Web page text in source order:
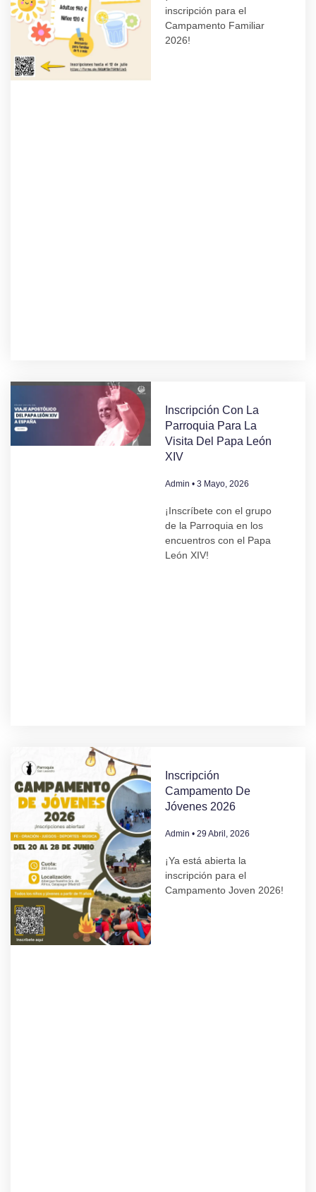
inscripción para el
Campamento Familiar
2026!
Inscripción Con La
Parroquia Para La
Visita Del Papa León
XIV
Admin 3 Mayo, 2026
¡Inscríbete con el grupo
de la Parroquia en los
encuentros con el Papa
León XIV!
Inscripción
Campamento De
Jóvenes 2026
Admin 29 Abril, 2026
¡Ya está abierta la
inscripción para el
Campamento Joven 2026!